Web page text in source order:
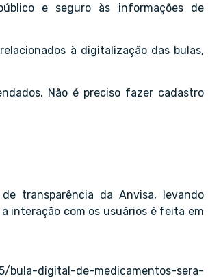
e seguro às informações de
à digitalização das bulas,
Não é preciso fazer cadastro
transparência da Anvisa, levando
interação com os usuários é feita em
bula-digital-de-medicamentos-sera-